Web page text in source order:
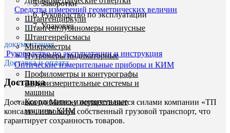
Средства измерений геометрических величин
Штангенциркули
Штангенглубиномеры нониусные
Штангенрейсмасы
Микрометры
Нутромеры индикаторные
Оптические измерительные приборы и КИМ
Профилометры и контурографы
Видеоизмерительные системы и
машины
Координатно-измерительные
машины КИМ
5. Закоротки
6. Руководство по эксплуатации
7. Упаковка
документация
Руководство по эксплуатации и инструкция
Доставка и оплата
Доставка
Доставка по Минску осуществляется силами компании «ТП
консалт», используя собственный грузовой транспорт, что
гарантирует сохранность товаров.